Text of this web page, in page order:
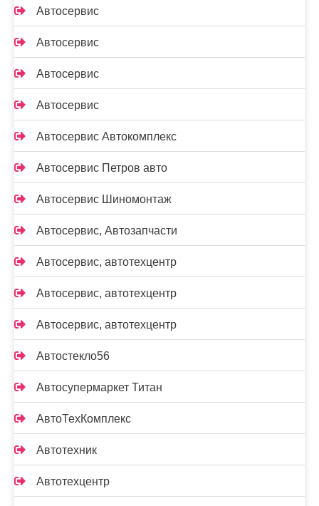
Автосервис
Автосервис
Автосервис
Автосервис
Автосервис Автокомплекс
Автосервис Петров авто
Автосервис Шиномонтаж
Автосервис, Автозапчасти
Автосервис, автотехцентр
Автосервис, автотехцентр
Автосервис, автотехцентр
Автостекло56
Автосупермаркет Титан
АвтоТехКомплекс
Автотехник
Автотехцентр